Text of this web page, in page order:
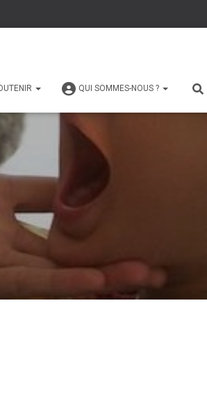
QUI SOMMES-NOUS ?